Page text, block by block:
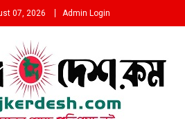
07, 2026 Admin Login